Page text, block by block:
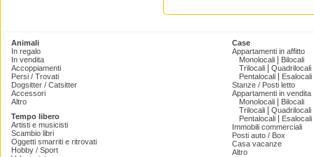
Animali
In regalo
In vendita
Accoppiamenti
Persi / Trovati
Dogsitter / Catsitter
Accessori
Altro
Tempo libero
Artisti e musicisti
Scambio libri
Oggetti smarriti e ritrovati
Hobby / Sport
Case
Appartamenti in affitto
Monolocali
Bilocali
Trilocali
Quadrilocali
Pentalocali
Esalocali
Stanze / Posti letto
Appartamenti in vendita
Monolocali
Bilocali
Trilocali
Quadrilocali
Pentalocali
Esalocali
Immobili commerciali
Posti auto / Box
Casa vacanze
Altro